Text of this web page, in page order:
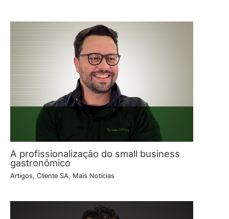
A profissionalização do small business
gastronômico
Artigos, Cliente SA, Mais Notícias